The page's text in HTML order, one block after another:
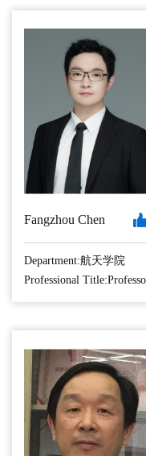
2004 and 2008,
respectively. From
2008 to 2010, he was
a “Vision 2010”
Postd...
于2020年8月入职南
航航天学院光电信
息系，任上岗副研
聘研究员。研究方
向为纳米电磁理论
与光学超表面，兼
顾理论探索与工程
应用，支撑国家前
Fangzhou Chen
Department:航天学院